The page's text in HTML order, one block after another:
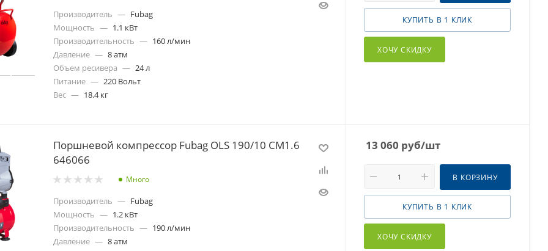
Производитель — Fubag
Мощность — 1.1 кВт
Производительность — 160 л/мин
Давление — 8 атм
Объем ресивера — 24 л
Питание — 220 Вольт
Вес — 18.4 кг
КУПИТЬ В 1 КЛИК
ХОЧУ СКИДКУ
Поршневой компрессор Fubag OLS 190/10 CM1.6
646066
Много
Производитель — Fubag
Мощность — 1.2 кВт
Производительность — 190 л/мин
Давление — 8 атм
13 060 руб/шт
В КОРЗИНУ
КУПИТЬ В 1 КЛИК
ХОЧУ СКИДКУ